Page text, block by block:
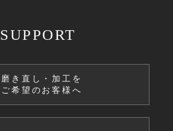
SUPPORT
磨き直し・加工を
ご希望のお客様へ